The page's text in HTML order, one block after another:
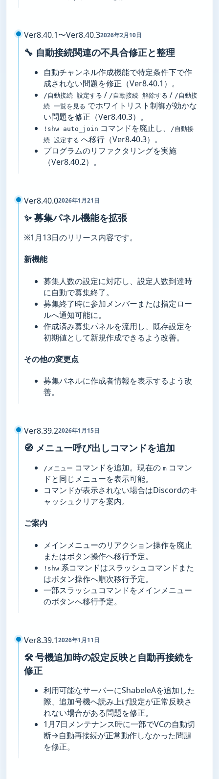
Ver8.40.1〜Ver8.40.32026年2月10日
🔧 自動接続関連の不具合修正と整理
自動チャンネル作成機能で特定条件下で作
成されない問題を修正（Ver8.40.1）。
/自動接続 設定する / /自動接続 解除する / /自動接
続 一覧を見る でホワイトリスト制御が効かな
い問題を修正（Ver8.40.3）。
!shw auto_join コマンドを廃止し、
/自動接
続 設定する へ移行（Ver8.40.3）。
プログラムのリファクタリングを実施
（Ver8.40.2）。
Ver8.40.02026年1月21日
✨ 募集パネル機能を拡張
※1月13日のリリース内容です。
新機能
募集人数の設定に対応し、設定人数到達時
に自動で募集終了。
募集終了時に参加メンバーまたは指定ロー
ルへ通知可能に。
作成済み募集パネルを流用し、既存設定を
初期値として新規作成できるよう改善。
その他の変更点
募集パネルに作成者情報を表示するよう改
善。
Ver8.39.22026年1月15日
🧭 メニュー呼び出しコマンドを追加
/メニュー コマンドを追加。現在の m コマン
ドと同じメニューを表示可能。
コマンドが表示されない場合はDiscordのキ
ャッシュクリアを案内。
ご案内
メインメニューのリアクション操作を廃止
またはボタン操作へ移行予定。
!shw 系コマンドはスラッシュコマンドまた
はボタン操作へ順次移行予定。
一部スラッシュコマンドをメインメニュー
のボタンへ移行予定。
Ver8.39.12026年1月11日
🛠️ 号機追加時の設定反映と自動再接続を
修正
利用可能なサーバーにShabeleAを追加した
際、追加号機へ読み上げ設定が正常反映さ
れない場合がある問題を修正。
1月7日メンテナンス時に一部でVCの自動切
断→自動再接続が正常動作しなかった問題
を修正。